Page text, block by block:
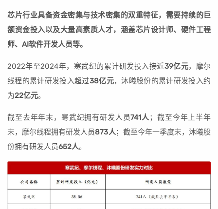
芯片行业具备资金密集与技术密集的双重特征，需要持续的巨
额资金投入以及大量高素质人才，涵盖芯片设计师、硬件工程
师、AI软件开发人员等。
2022年至2024年，寒武纪的累计研发投入接近39亿元，摩尔
线程的累计研发投入超过38亿元，沐曦股份的累计研发投入约
为22亿元。
截至去年年末，寒武纪拥有研发人员741人；截至今年上半年
末，摩尔线程拥有研发人员873人；截至今年一季度末，沐曦股
份拥有研发人员652人。